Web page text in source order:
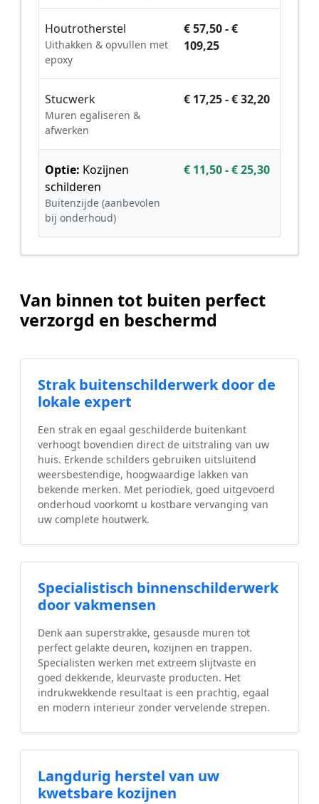
Houtrotherstel
Uithakken & opvullen met
epoxy
€ 57,50 - €
109,25
Stucwerk
Muren egaliseren &
afwerken
€ 17,25 - € 32,20
Optie: Kozijnen
schilderen
Buitenzijde (aanbevolen
bij onderhoud)
€ 11,50 - € 25,30
Van binnen tot buiten perfect
verzorgd en beschermd
Strak buitenschilderwerk door de
lokale expert
Een strak en egaal geschilderde buitenkant
verhoogt bovendien direct de uitstraling van uw
huis. Erkende schilders gebruiken uitsluitend
weersbestendige, hoogwaardige lakken van
bekende merken. Met periodiek, goed uitgevoerd
onderhoud voorkomt u kostbare vervanging van
uw complete houtwerk.
Specialistisch binnenschilderwerk
door vakmensen
Denk aan superstrakke, gesausde muren tot
perfect gelakte deuren, kozijnen en trappen.
Specialisten werken met extreem slijtvaste en
goed dekkende, kleurvaste producten. Het
indrukwekkende resultaat is een prachtig, egaal
en modern interieur zonder vervelende strepen.
Langdurig herstel van uw
kwetsbare kozijnen